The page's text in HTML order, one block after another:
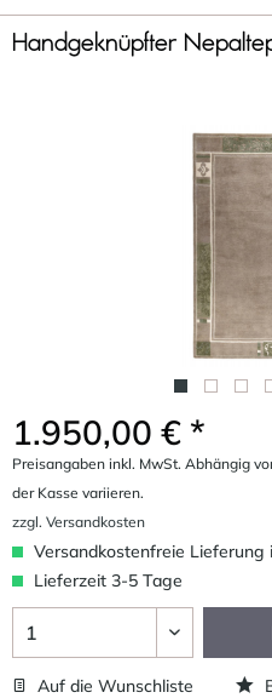
Handgeknüpfter
1.950,00 € *
Preisangaben inkl. MwSt. Abhängig
der Kasse variieren.
zzgl. Versandkosten
Versandkostenfreie Lieferung
Lieferzeit 3-5 Tage
Auf die Wunschliste